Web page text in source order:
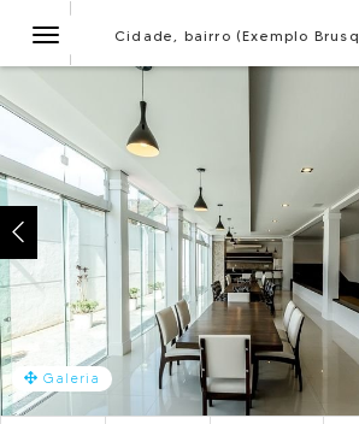
NavegaçãoCidade, bairro (Exemplo
Galeria